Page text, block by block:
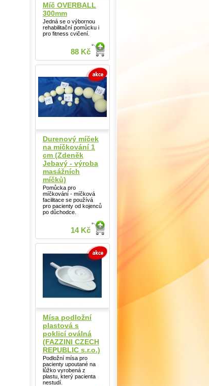
Míč OVERBALL
300mm
Jedná se o výbornou
rehabilitační pomůcku i
pro fitness cvičení.
88 Kč
Durenový míček
na míčkování 1
cm (Zdeněk
Jebavý - výroba
masážních
míčků)
Pomůcka pro
míčkování - míčková
facilitace se používá
pro pacienty od kojenců
po důchodce.
14 Kč
Mísa podložní
plastová s
poklicí oválná
(FAZZINI CZECH
REPUBLIC s.r.o.)
Podložní mísa pro
pacienty upoutané na
lůžko vyrobená z
plastu, který pacienta
nestudí.